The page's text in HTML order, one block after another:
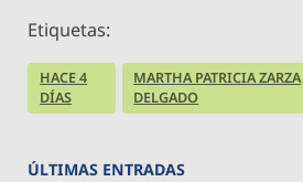
Etiquetas:
HACE 4
DÍAS
MARTHA PATRICIA ZARZA
DELGADO
ÚLTIMAS ENTRADAS